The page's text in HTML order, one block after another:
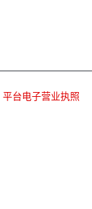
平台电子营业执照